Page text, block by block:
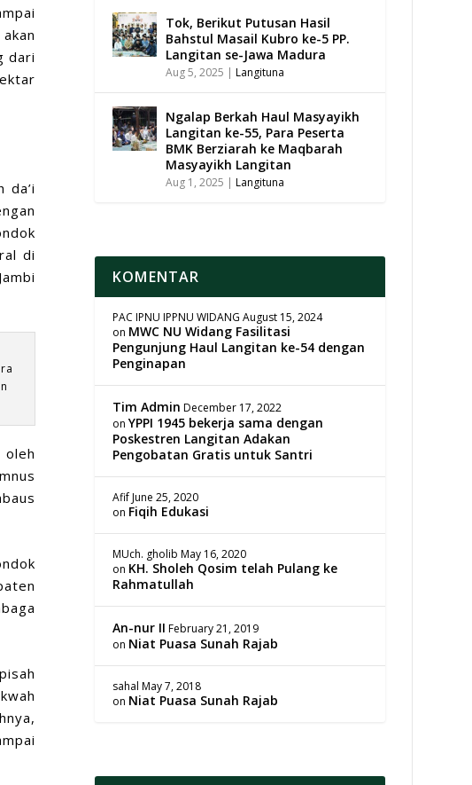
dari
da’i
di
Tok, Berikut Putusan Hasil
Bahstul Masail Kubro ke-5 PP.
Langitan se-Jawa Madura
Aug 5, 2025 | Langituna
Ngalap Berkah Haul Masyayikh
Langitan ke-55, Para Peserta
BMK Berziarah ke Maqbarah
Masyayikh Langitan
Aug 1, 2025 | Langituna
KOMENTAR
PAC IPNU IPPNU WIDANG August 15, 2024
on MWC NU Widang Fasilitasi
Pengunjung Haul Langitan ke-54 dengan
Penginapan
Tim Admin December 17, 2022
onYPPI 1945 bekerja sama dengan
Poskestren Langitan Adakan
Pengobatan Gratis untuk Santri
AfifJune 25, 2020
on Fiqih Edukasi
MUch. gholib May 16, 2020
on KH. Sholeh Qosim telah Pulang ke
Rahmatullah
An-nur II February 21, 2019
on Niat Puasa Sunah Rajab
sahal May 7, 2018
on Niat Puasa Sunah Rajab